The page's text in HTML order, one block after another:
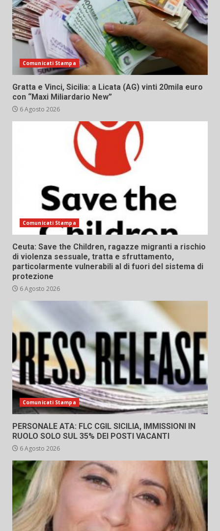
Comunicati Stampa
Gratta e Vinci, Sicilia: a Licata (AG) vinti 20mila euro
con “Maxi Miliardario New”
6 Agosto 2026
Comunicati Stampa
Ceuta: Save the Children, ragazze migranti a rischio
di violenza sessuale, tratta e sfruttamento,
particolarmente vulnerabili al di fuori del sistema di
protezione
6 Agosto 2026
Comunicati Stampa
PERSONALE ATA: FLC CGIL SICILIA, IMMISSIONI IN
RUOLO SOLO SUL 35% DEI POSTI VACANTI
6 Agosto 2026